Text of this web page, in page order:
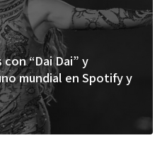
que estés” el primer
“FRAGMENTOS” su